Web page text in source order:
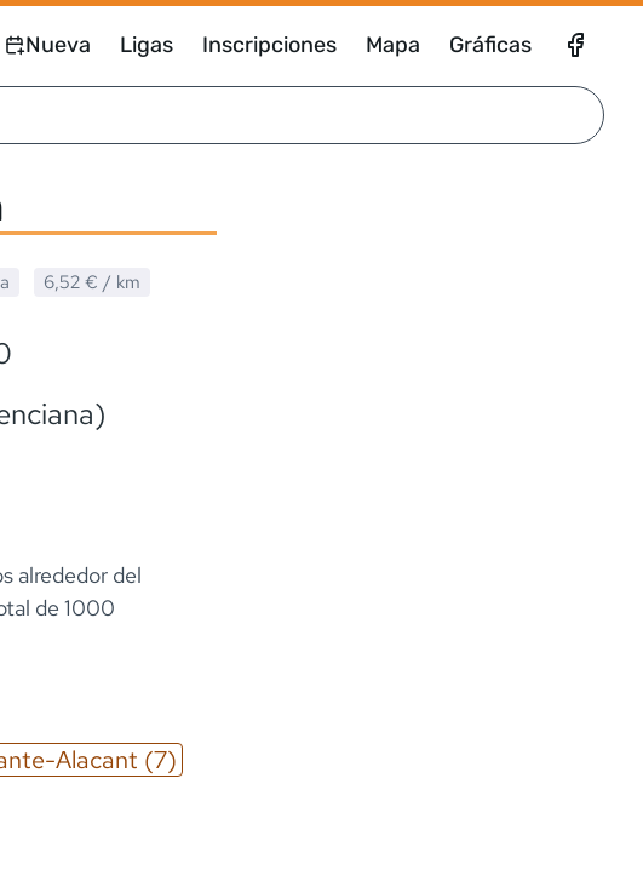
Nueva Ligas Inscripciones Mapa Gráficas
6,52 € / km
alrededor del
de 1000
Alacant (7)